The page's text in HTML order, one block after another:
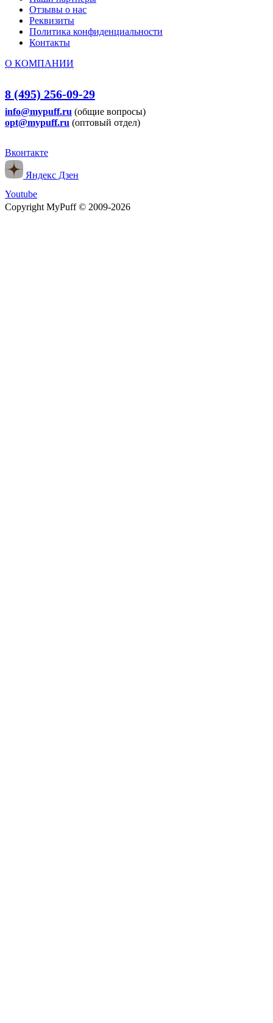
Отзывы о нас
Реквизиты
Политика конфиденциальности
Контакты
О КОМПАНИИ
8 (495) 256-09-29
info@mypuff.ru (общие вопросы)
opt@mypuff.ru (оптовый отдел)
Вконтакте
Яндекс Дзен
Youtube
Copyright MyPuff © 2009-2026